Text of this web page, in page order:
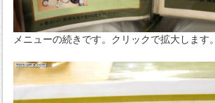
メニューの続きです。クリックで拡大します。